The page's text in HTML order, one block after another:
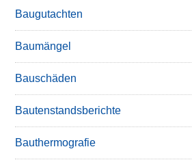
Baugutachten
Baumängel
Bauschäden
Bautenstandsberichte
Bauthermografie